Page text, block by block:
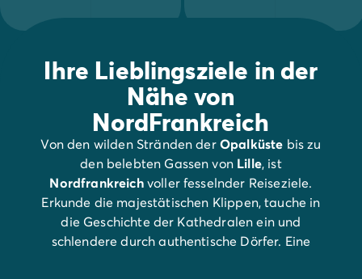
Ihre Lieblingsziele in der
Nähe von
NordFrankreich
Von den wilden Stränden derOpalküste bis zu
den belebten Gassen von Lille, ist
Nordfrankreichvoller fesselnder Reiseziele.
Erkunde die majestätischen Klippen, tauche in
die Geschichte der Kathedralen ein und
schlendere durch authentische Dörfer. Eine